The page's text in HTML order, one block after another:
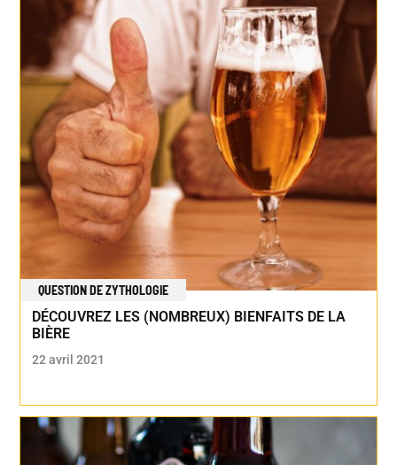
QUESTION DE ZYTHOLOGIE
DÉCOUVREZ LES (NOMBREUX) BIENFAITS DE LA
BIÈRE
22 avril 2021